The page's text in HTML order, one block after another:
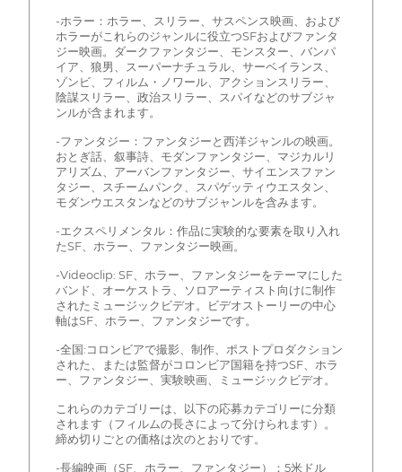
-ホラー：ホラー、スリラー、サスペンス映画、および
ホラーがこれらのジャンルに役立つSFおよびファンタ
ジー映画。ダークファンタジー、モンスター、バンパ
イア、狼男、スーパーナチュラル、サーベイランス、
ゾンビ、フィルム・ノワール、アクションスリラー、
陰謀スリラー、政治スリラー、スパイなどのサブジャ
ンルが含まれます。
-ファンタジー：ファンタジーと西洋ジャンルの映画。
おとぎ話、叙事詩、モダンファンタジー、マジカルリ
アリズム、アーバンファンタジー、サイエンスファン
タジー、スチームパンク、スパゲッティウエスタン、
モダンウエスタンなどのサブジャンルを含みます。
-エクスペリメンタル：作品に実験的な要素を取り入れ
たSF、ホラー、ファンタジー映画。
-Videoclip: SF、ホラー、ファンタジーをテーマにした
バンド、オーケストラ、ソロアーティスト向けに制作
されたミュージックビデオ。ビデオストーリーの中心
軸はSF、ホラー、ファンタジーです。
-全国:コロンビアで撮影、制作、ポストプロダクション
された、または監督がコロンビア国籍を持つSF、ホラ
ー、ファンタジー、実験映画、ミュージックビデオ。
これらのカテゴリーは、以下の応募カテゴリーに分類
されます（フィルムの長さによって分けられます）。
締め切りごとの価格は次のとおりです。
-長編映画（SF、ホラー、ファンタジー）：5米ドル